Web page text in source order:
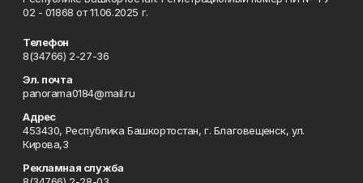
02 - 01868 от 11.06.2025 г.
Телефон
8(34766) 2-27-36
Эл. почта
panorama0184@mail.ru
Адрес
453430, Республика Башкортостан, г. Благовещенск, ул.
Кирова,3
Рекламная служба